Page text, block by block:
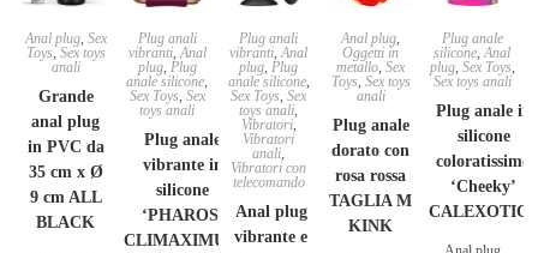
Anal plug, Sex
Toys, Sex toys
anali
Grande
anal plug
in PVC da
35 cm x Ø
9 cm ALL
BLACK
Plug anali
vibranti,Anal
plug, Plug
anale silicone,
Sex Toys, Sex
toys anali
Plug anale
vibrante in
silicone
‘PHAROS’
CLIMAXIMUM
Plug anali
vibranti,Anal
plug,Plug
anale silicone,
Sex Toys,Sex
toys anali,
Vibratori,
Vibratori
anali,
Vibratori con
telecomando
Anal plug
vibrante e
Anal plug,
Oggetti in
metallo,Sex
Toys, Sex toys
anali
Plug anale
dorato con
rosa rossa
TAGLIA M
KINK
Plug anale
silicone,Anal
plug, Sex Toys,
Sex toys anali
Plug anale in
silicone
coloratissimo
‘Cheeky’
CALEXOTICS